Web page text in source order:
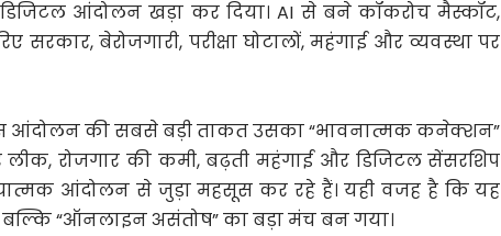
आंदोलन खड़ा कर दिया। AI से बने कॉकरोच मैस्कॉट,
सरकार, बेरोजगारी, परीक्षा घोटालों, महंगाई और व्यवस्था पर
आंदोलन की सबसे बड़ी ताकत उसका “भावनात्मक कनेक्शन”
लीक, रोजगार की कमी, बढ़ती महंगाई और डिजिटल सेंसरशिप
आंदोलन से जुड़ा महसूस कर रहे हैं। यही वजह है कि यह
“ऑनलाइन असंतोष” का बड़ा मंच बन गया।